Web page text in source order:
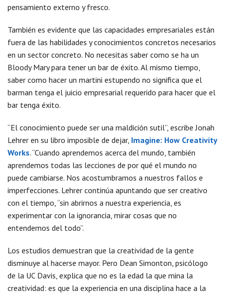
pensamiento externo y fresco.
También es evidente que las capacidades empresariales están
fuera de las habilidades y conocimientos concretos necesarios
en un sector concreto. No necesitas saber como se ha un
Bloody Mary para tener un bar de éxito. Al mismo tiempo,
saber como hacer un martini estupendo no significa que el
barman tenga el juicio empresarial requerido para hacer que el
bar tenga éxito.
“El conocimiento puede ser una maldición sutil”, escribe Jonah
Lehrer en su libro imposible de dejar, Imagine: How Creativity
Works. “Cuando aprendemos acerca del mundo, también
aprendemos todas las lecciones de por qué el mundo no
puede cambiarse. Nos acostumbramos a nuestros fallos e
imperfecciones. Lehrer continúa apuntando que ser creativo
con el tiempo, “sin abrirnos a nuestra experiencia, es
experimentar con la ignorancia, mirar cosas que no
entendemos del todo”.
Los estudios demuestran que la creatividad de la gente
disminuye al hacerse mayor. Pero Dean Simonton, psicólogo
de la UC Davis, explica que no es la edad la que mina la
creatividad: es que la experiencia en una disciplina hace a la